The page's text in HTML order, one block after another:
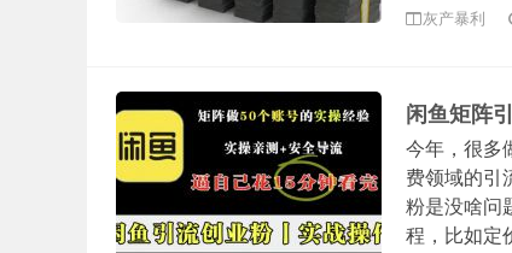
灰产暴利
闲鱼矩阵
今年，很多
费领域的引
粉是没啥问
程，比如定